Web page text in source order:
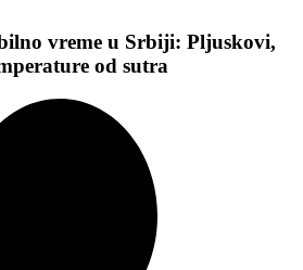
vreme u Srbiji: Pljuskovi,
od sutra